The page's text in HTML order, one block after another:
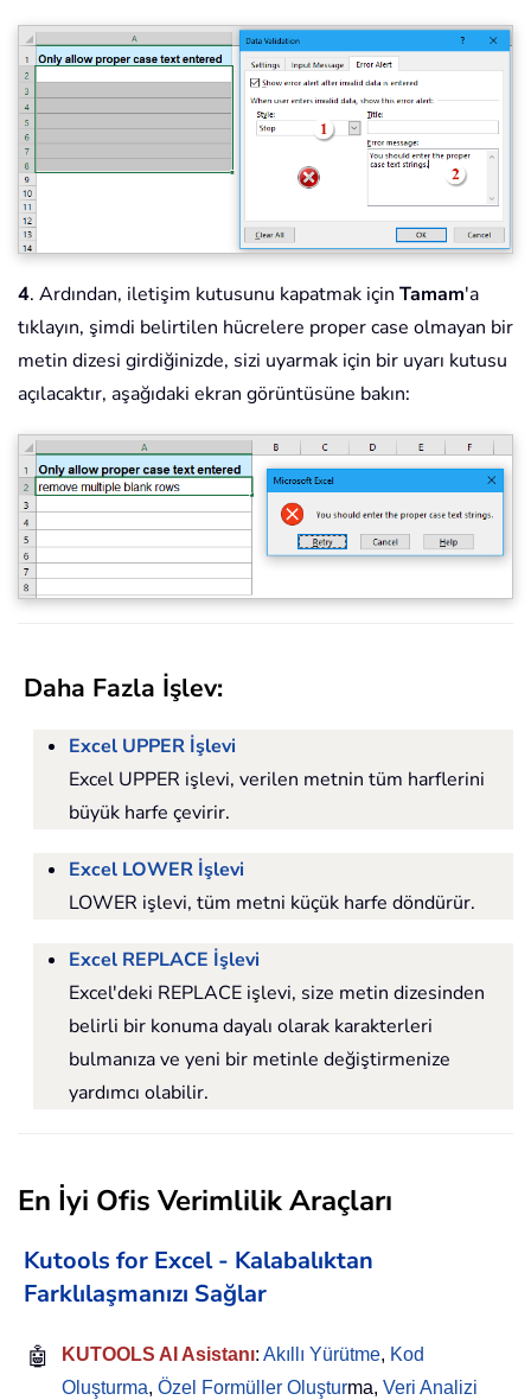
4. Ardından, iletişim kutusunu kapatmak için Tamam'a
tıklayın, şimdi belirtilen hücrelere proper case olmayan bir
metin dizesi girdiğinizde, sizi uyarmak için bir uyarı kutusu
açılacaktır, aşağıdaki ekran görüntüsüne bakın:
Daha Fazla İşlev:
Excel UPPER İşlevi
Excel UPPER işlevi, verilen metnin tüm harflerini
büyük harfe çevirir.
Excel LOWER İşlevi
LOWER işlevi, tüm metni küçük harfe döndürür.
Excel REPLACE İşlevi
Excel'deki REPLACE işlevi, size metin dizesinden
belirli bir konuma dayalı olarak karakterleri
bulmanıza ve yeni bir metinle değiştirmenize
yardımcı olabilir.
En İyi Ofis Verimlilik Araçları
Kutools for Excel - Kalabalıktan
Farklılaşmanızı Sağlar
🤖 KUTOOLS AI Asistanı: Akıllı Yürütme, Kod
Oluşturma, Özel Formüller Oluşturma, Veri Analizi